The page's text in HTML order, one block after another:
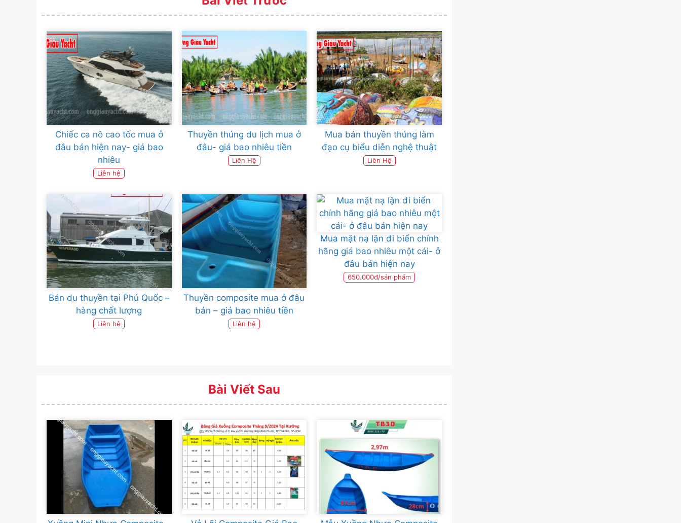
Chiếc ca nô cao tốc mua ở
đâu bán hiện nay- giá bao
nhiêu
Liên hệ
Thuyền thúng du lịch mua ở
đâu- giá bao nhiêu tiền
Liên Hệ
Mua bán thuyền thúng làm
đạo cụ biểu diễn nghệ thuật
Liên Hệ
Bán du thuyền tại Phú Quốc –
hàng chất lượng
Liên hệ
Thuyền composite mua ở đâu
bán – giá bao nhiêu tiền
Liên hệ
Mua mặt nạ lặn đi biển chính
hãng giá bao nhiêu một cái- ở
đâu bán hiện nay
650.000đ/sản phẩm
Bài Viết Sau